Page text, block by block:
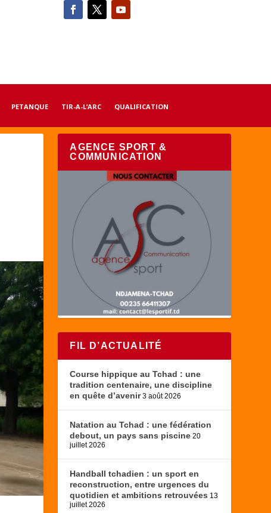
PETANQUE TIR-A-L’ARC QUALIFICATION
AGENCE SPORT &
COMMUNICATION
FIL D’ACTUALITÉ
Course hippique au Tchad : une
tradition centenaire, une discipline
en quête d’avenir 3 août 2026
Natation au Tchad : une fédération
debout, un pays sans piscine 20
juillet 2026
Handball tchadien : un sport en
reconstruction, entre urgences du
quotidien et ambitions retrouvées 13
juillet 2026